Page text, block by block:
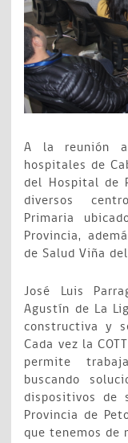
A la reunión
hospitales de
del Hospital de
diversos
Primaria
Provincia,
de Salud Viña
José Luis
Agustín de La
constructiva y
Cada vez la
permite
buscando
dispositivos de
Provincia de
que tenemos de